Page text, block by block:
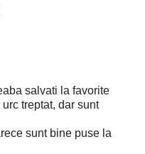
salvati la favorite
treptat, dar sunt
sunt bine puse la